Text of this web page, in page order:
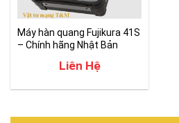
Máy hàn quang Fujikura 41S
– Chính hãng Nhật Bản
Liên Hệ